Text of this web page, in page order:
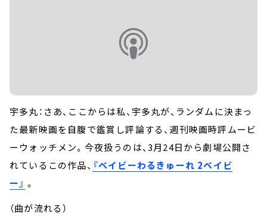
宇多丸：さあ、ここからは私、宇多丸が、ランダムに決まっ
た最新映画を自腹で鑑賞し評論する、週刊映画時評ムービ
ーウォッチメン。今夜扱うのは、3月24日から劇場公開さ
れているこの作品、 『ベイビーわるきゅーれ 2ベイビ
ー』 。
（曲が流れる）